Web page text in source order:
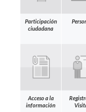
Participación
ciudadana
Acceso a la
información